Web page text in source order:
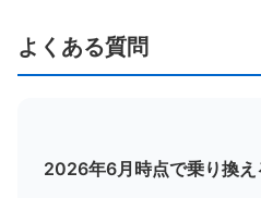
よくある質問
2026年6月時点で乗り換え